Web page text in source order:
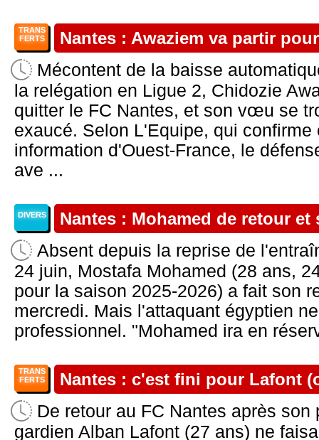
TRANS
FERTS
Nantes : Awaziem va partir
Mécontent de la baisse
la relégation en Ligue 2, Chidozie
quitter le FC Nantes, et son vœu se
exaucé. Selon L'Equipe, qui confirme
information d'Ouest-France, le
ave ...
DIVERS Nantes : Mohamed de retour et
Absent depuis la reprise de
24 juin, Mostafa Mohamed (28 ans,
pour la saison 2025-2026) a fait son
mercredi. Mais l'attaquant égyptien
professionnel. "Mohamed ira en
TRANS
FERTS
Nantes : c'est fini pour Lafont
De retour au FC Nantes après
gardien Alban Lafont (27 ans) ne